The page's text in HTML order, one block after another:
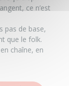
ce n’est
pas de base,
que le folk.
chaîne, en